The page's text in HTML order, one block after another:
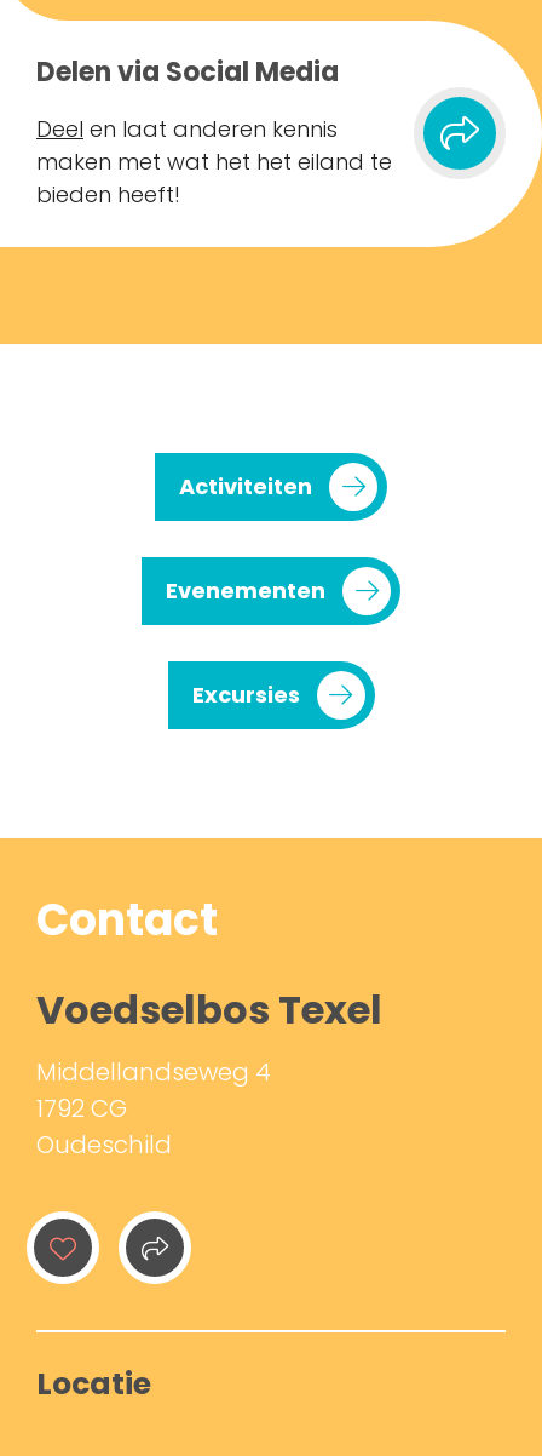
Delen via Social Media
Deel en laat anderen kennis
maken met wat het het eiland te
bieden heeft!
Activiteiten
Evenementen
Excursies
Contact
Voedselbos Texel
Middellandseweg 4
1792 CG
Oudeschild
Locatie